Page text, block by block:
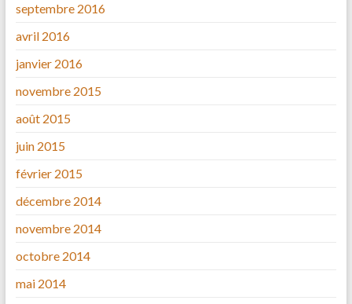
septembre 2016
avril 2016
janvier 2016
novembre 2015
août 2015
juin 2015
février 2015
décembre 2014
novembre 2014
octobre 2014
mai 2014